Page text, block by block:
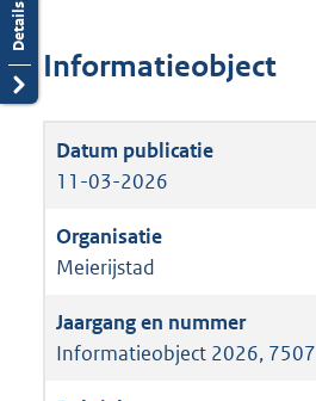
Informatieobject
11-03-2026
Meierijstad
Informatieobject 2026, 7507